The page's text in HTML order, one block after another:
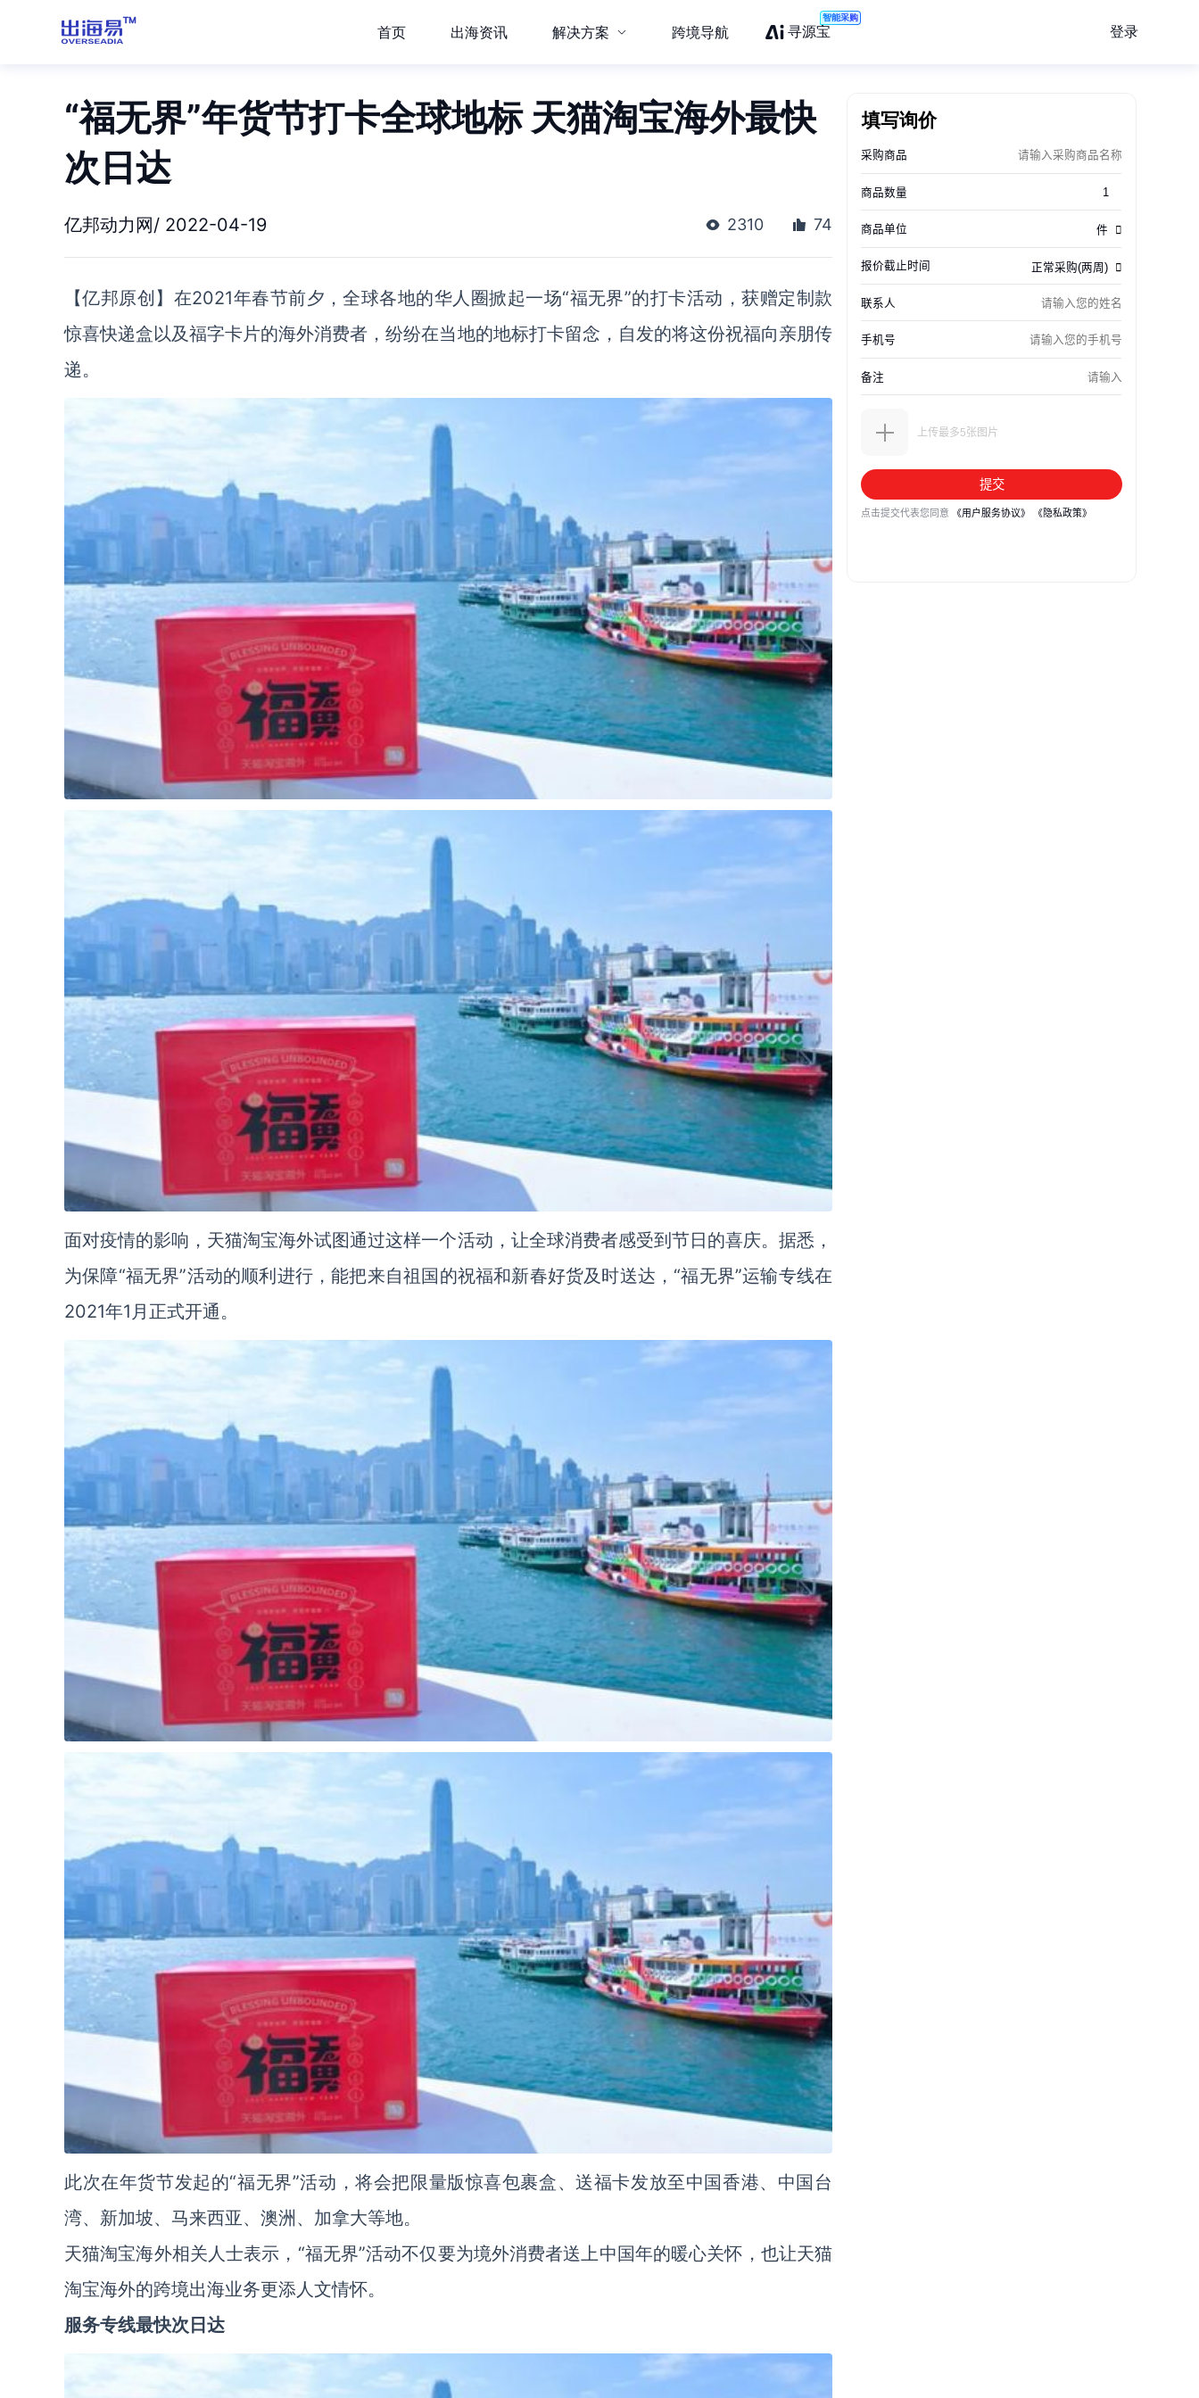
首页 出海资讯 解决方案 跨境导航 寻源宝
智能采购
登录
“福无界”年货节打卡全球地标 天猫淘宝海外最快
次日达
亿邦动力网/ 2022-04-19 2310 74
【亿邦原创】在2021年春节前夕，全球各地的华人圈掀起一场“福无界”的打卡活动，获赠定制款
惊喜快递盒以及福字卡片的海外消费者，纷纷在当地的地标打卡留念，自发的将这份祝福向亲朋传
递。
面对疫情的影响，天猫淘宝海外试图通过这样一个活动，让全球消费者感受到节日的喜庆。据悉，
为保障“福无界”活动的顺利进行，能把来自祖国的祝福和新春好货及时送达，“福无界”运输专线在
2021年1月正式开通。
此次在年货节发起的“福无界”活动，将会把限量版惊喜包裹盒、送福卡发放至中国香港、中国台
湾、新加坡、马来西亚、澳洲、加拿大等地。
天猫淘宝海外相关人士表示，“福无界”活动不仅要为境外消费者送上中国年的暖心关怀，也让天猫
淘宝海外的跨境出海业务更添人文情怀。
服务专线最快次日达
填写询价